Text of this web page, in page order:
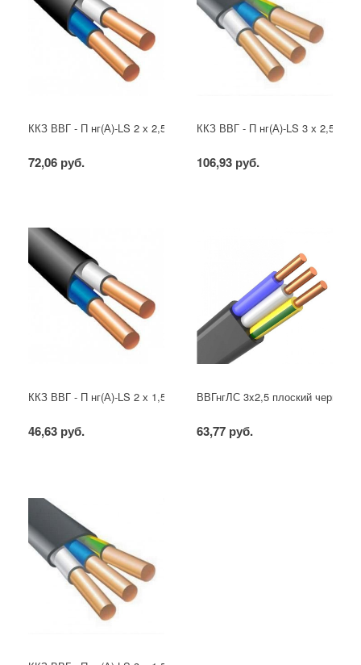
ККЗ ВВГ - П нг(А)-LS 2 х 2,5 ГОСТ
72,06 руб.
ККЗ ВВГ - П нг(А)-LS 3 х 2,5
106,93 руб.
ККЗ ВВГ - П нг(А)-LS 2 х 1,5 ГОСТ
46,63 руб.
ВВГнгЛС 3x2,5 плоский черный
63,77 руб.